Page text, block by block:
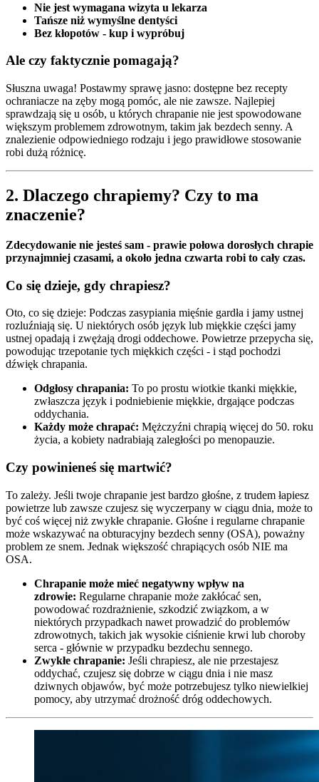
Nie jest wymagana wizyta u lekarza
Tańsze niż wymyślne dentyści
Bez kłopotów - kup i wypróbuj
Ale czy faktycznie pomagają?
Słuszna uwaga! Postawmy sprawę jasno: dostępne bez recepty
ochraniacze na zęby mogą pomóc, ale nie zawsze. Najlepiej
sprawdzają się u osób, u których chrapanie nie jest spowodowane
większym problemem zdrowotnym, takim jak bezdech senny. A
znalezienie odpowiedniego rodzaju i jego prawidłowe stosowanie
robi dużą różnicę.
2. Dlaczego chrapiemy? Czy to ma
znaczenie?
Zdecydowanie nie jesteś sam - prawie połowa dorosłych chrapie
przynajmniej czasami, a około jedna czwarta robi to cały czas.
Co się dzieje, gdy chrapiesz?
Oto, co się dzieje: Podczas zasypiania mięśnie gardła i jamy ustnej
rozluźniają się. U niektórych osób język lub miękkie części jamy
ustnej opadają i zwężają drogi oddechowe. Powietrze przepycha się,
powodując trzepotanie tych miękkich części - i stąd pochodzi
dźwięk chrapania.
Odgłosy chrapania: To po prostu wiotkie tkanki miękkie,
zwłaszcza język i podniebienie miękkie, drgające podczas
oddychania.
Każdy może chrapać: Mężczyźni chrapią więcej do 50. roku
życia, a kobiety nadrabiają zaległości po menopauzie.
Czy powinieneś się martwić?
To zależy. Jeśli twoje chrapanie jest bardzo głośne, z trudem łapiesz
powietrze lub zawsze czujesz się wyczerpany w ciągu dnia, może to
być coś więcej niż zwykłe chrapanie. Głośne i regularne chrapanie
może wskazywać na obturacyjny bezdech senny (OSA), poważny
problem ze snem. Jednak większość chrapiących osób NIE ma
OSA.
Chrapanie może mieć negatywny wpływ na
zdrowie: Regularne chrapanie może zakłócać sen,
powodować rozdrażnienie, szkodzić związkom, a w
niektórych przypadkach nawet prowadzić do problemów
zdrowotnych, takich jak wysokie ciśnienie krwi lub choroby
serca - głównie w przypadku bezdechu sennego.
Zwykłe chrapanie: Jeśli chrapiesz, ale nie przestajesz
oddychać, czujesz się dobrze w ciągu dnia i nie masz
dziwnych objawów, być może potrzebujesz tylko niewielkiej
pomocy, aby utrzymać drożność dróg oddechowych.